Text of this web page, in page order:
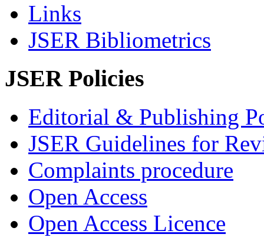
Links
JSER Bibliometrics
JSER Policies
Editorial & Publishing
JSER Guidelines for
Complaints procedure
Open Access
Open Access Licence